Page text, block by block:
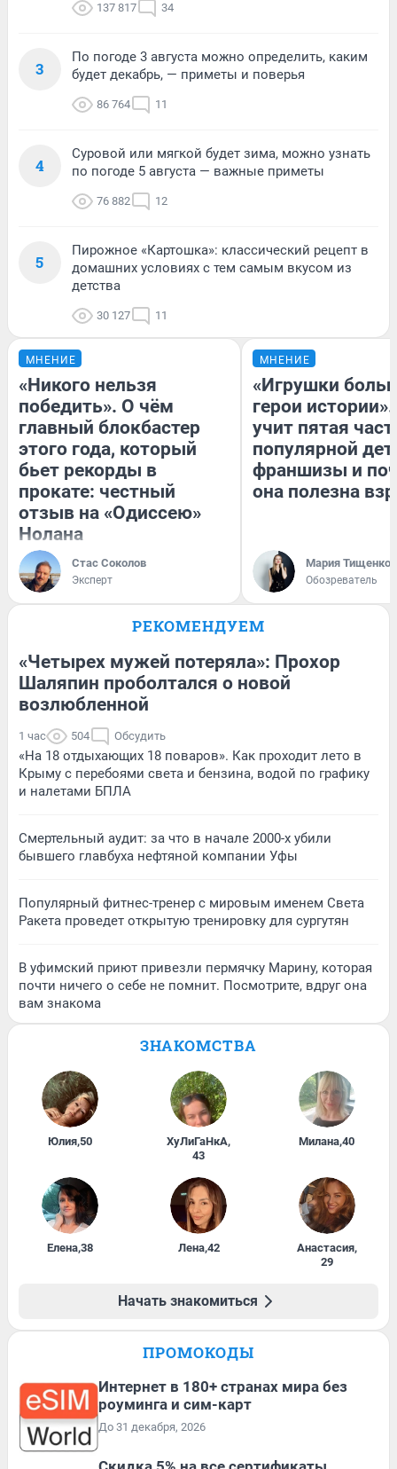
137 817 34
3
По погоде 3 августа можно определить, каким
будет декабрь, — приметы и поверья
86 764 11
4
Суровой или мягкой будет зима, можно узнать
по погоде 5 августа — важные приметы
76 882 12
5
Пирожное «Картошка»: классический рецепт в
домашних условиях с тем самым вкусом из
детства
30 127 11
МНЕНИЕ
«Никого нельзя
победить». О чём
главный блокбастер
этого года, который
бьет рекорды в
прокате: честный
отзыв на «Одиссею»
Нолана
Стас Соколов
Эксперт
МНЕНИЕ
«Игрушки
герои
учит пятая
популярной
франшизы и
она полезна
Мария Тищенко
Обозреватель
РЕКОМЕНДУЕМ
«Четырех мужей потеряла»: Прохор
Шаляпин проболтался о новой
возлюбленной
1 час 504 Обсудить
«На 18 отдыхающих 18 поваров». Как проходит лето в
Крыму с перебоями света и бензина, водой по графику
и налетами БПЛА
Смертельный аудит: за что в начале 2000-х убили
бывшего главбуха нефтяной компании Уфы
Популярный фитнес-тренер с мировым именем Света
Ракета проведет открытую тренировку для сургутян
В уфимский приют привезли пермячку Марину, которая
почти ничего о себе не помнит. Посмотрите, вдруг она
вам знакома
ЗНАКОМСТВА
Юлия,50 ХуЛиГаНкА,
43
Милана,40
Елена,38 Лена,42 Анастасия,
29
Начать знакомиться
ПРОМОКОДЫ
Интернет в 180+ странах мира без
роуминга и сим-карт
До 31 декабря, 2026